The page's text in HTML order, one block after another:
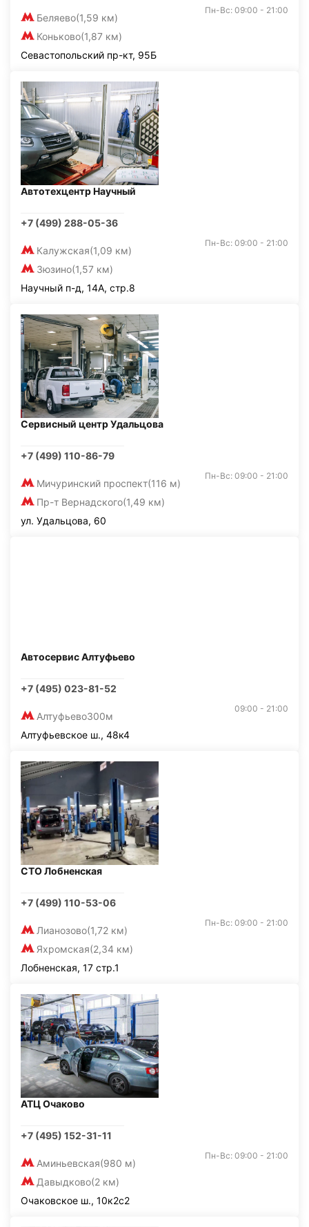
Беляево(1,59 км)
Коньково(1,87 км)
Пн-Вс: 09:00 - 21:00
Севастопольский пр-кт, 95Б
Автотехцентр Научный
+7 (499) 288-05-36
Калужская(1,09 км)
Зюзино(1,57 км)
Пн-Вс: 09:00 - 21:00
Научный п-д, 14А, стр.8
Сервисный центр Удальцова
+7 (499) 110-86-79
Мичуринский проспект(116 м)
Пр-т Вернадского(1,49 км)
Пн-Вс: 09:00 - 21:00
ул. Удальцова, 60
Автосервис Алтуфьево
+7 (495) 023-81-52
Алтуфьево300м
09:00 - 21:00
Алтуфьевское ш., 48к4
СТО Лобненская
+7 (499) 110-53-06
Лианозово(1,72 км)
Яхромская(2,34 км)
Пн-Вс: 09:00 - 21:00
Лобненская, 17 стр.1
АТЦ Очаково
+7 (495) 152-31-11
Аминьевская(980 м)
Давыдково(2 км)
Пн-Вс: 09:00 - 21:00
Очаковское ш., 10к2с2